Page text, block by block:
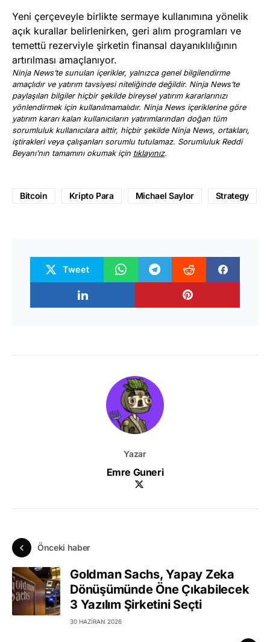
Yeni çerçeveyle birlikte sermaye kullanımına yönelik
açık kurallar belirlenirken, geri alım programları ve
temettü rezerviyle şirketin finansal dayanıklılığının
artırılması amaçlanıyor.
Ninja News’te sunulan içerikler, yalnızca genel bilgilendirme
amaçlıdır ve yatırım tavsiyesi niteliğinde değildir. Ninja News’te
paylaşılan bilgiler hiçbir şekilde bireysel yatırım kararlarınızı
yönlendirmek için kullanılmamalıdır. Ninja News içeriklerine göre
yatırım kararı kalan kullanıcıların yatırımlarından doğan tüm
sorumluluk kullanıcılara aittir, hiçbir şekilde Ninja News, ortakları,
iştirakleri veya çalışanları sorumlu tutulamaz. Sorumluluk Reddi
Beyanı’nın tamamını okumak için tıklayınız.
Bitcoin Kripto Para Michael Saylor Strategy
Tweet
Yazar
Emre Guneri
Önceki haber
Goldman Sachs, Yapay Zeka
Dönüşümünde Öne Çıkabilecek
3 Yazılım Şirketini Seçti
30 HAZIRAN 2026